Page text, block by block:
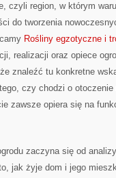
czyli region, w którym
do tworzenia
Rośliny egzotyczne i
realizacji oraz opiece
znaleźć tu konkretne
czy chodzi o
zawsze opiera się na
zaczyna się od
jak żyje dom i jego